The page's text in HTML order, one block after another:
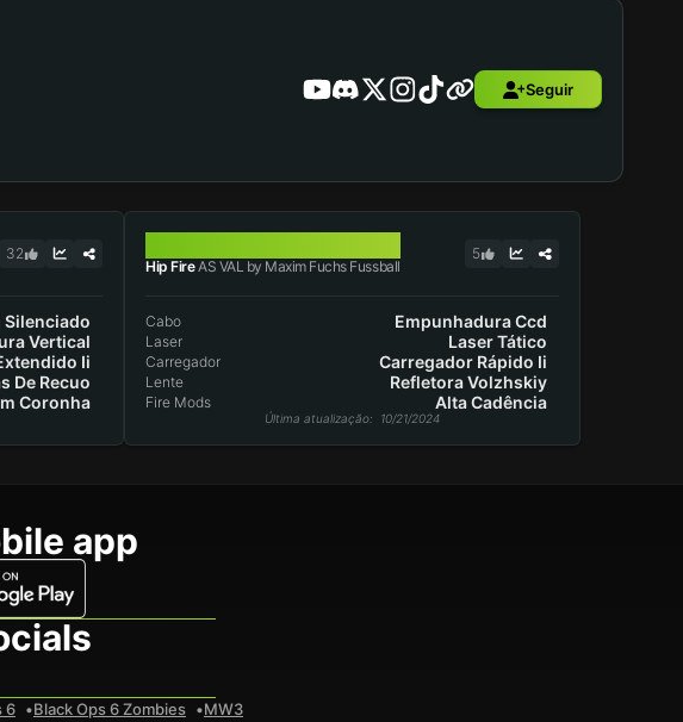
Seguir
32
Silenciado
Vertical
Ii
De Recuo
Coronha
Hip FireAS VAL by Maxim Fuchs Fussball
5
Cabo Empunhadura Ccd
Laser Laser Tático
Carregador Carregador Rápido Ii
Lente Refletora Volzhskiy
Fire Mods Alta Cadência
Última atualização: 10/21/2024
app
6 Black Ops 6 Zombies MW3